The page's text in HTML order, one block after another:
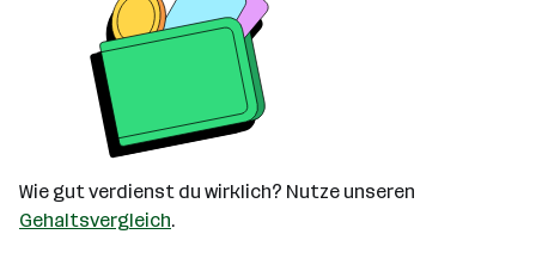
Wie gut verdienst du wirklich? Nutze unseren
Gehaltsvergleich.